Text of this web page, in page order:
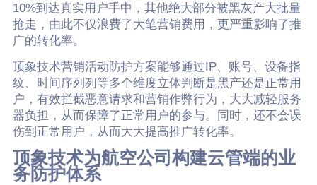
10%到达真实用户手中，其他绝大部分被黑灰产大批量
抢走，由此不仅浪费了大笔营销费用，更严重影响了推
广的转化率。
顶象技术营销活动防护方案能够通过IP、账号、设备指
纹、时间序列列等多个维度立体判断是黑产还是正常用
户，有效拦截恶意请求和营销作弊行为，大大减轻服务
器负担，从而保障了正常用户的参与。同时，还不会误
伤到正常用户，从而大大提高推广转化率。
顶象技术为航空公司构建云管端的业
务防护体系